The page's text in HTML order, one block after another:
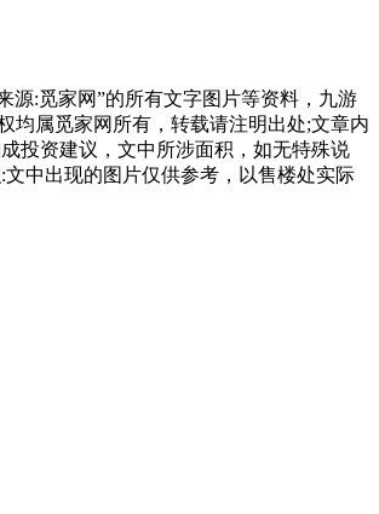
源:觅家网”的所有文字图片等资料，九游
均属觅家网所有，转载请注明出处;文章内
投资建议，文中所涉面积，如无特殊说
文中出现的图片仅供参考，以售楼处实际